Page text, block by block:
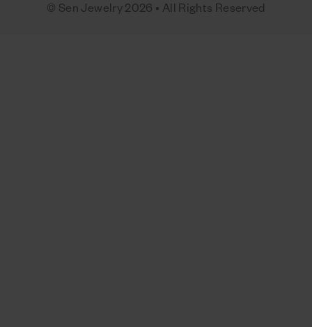
© Sen Jewelry 2026 • All Rights Reserved